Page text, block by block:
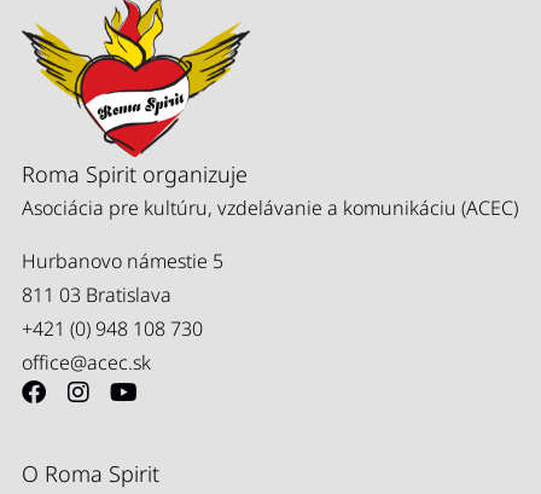
Roma Spirit organizuje
Asociácia pre kultúru, vzdelávanie a komunikáciu (ACEC)
Hurbanovo námestie 5
811 03 Bratislava
+421 (0) 948 108 730
office@acec.sk
O Roma Spirit